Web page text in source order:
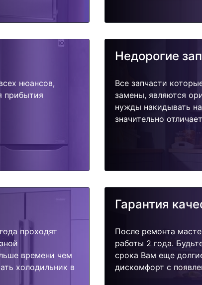
нюансов,
прибытия
Недорогие
Все запчасти
замены, являются
нужды накидывать
значительно
проходят
времени чем
холодильник в
Гарантия
После ремонта
работы 2 года.
срока Вам еще
дискомфорт с